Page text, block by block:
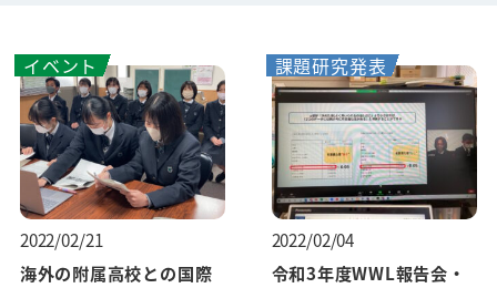
イベント
2022/02/21
海外の附属高校との国際
課題研究発表
2022/02/04
令和3年度WWL報告会・